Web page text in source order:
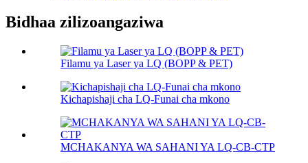
Bidhaa zilizoangaziwa
Filamu ya Laser ya LQ (BOPP & PET)
Kichapishaji cha LQ-Funai cha mkono
MCHAKANYA WA SAHANI YA LQ-CB-CTP